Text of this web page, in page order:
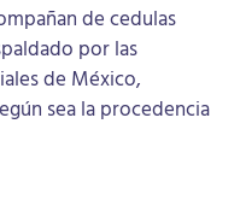
de cedulas
por las
de México,
sea la procedencia